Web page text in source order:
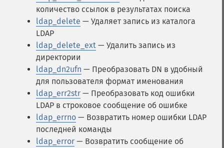
количество ссылок в результатах поиска
ldap_delete — Удаляет запись из каталога
LDAP
ldap_delete_ext — Удалить запись из
директории
ldap_dn2ufn — Преобразовать DN в удобный
для пользователя формат именования
ldap_err2str — Преобразовать код ошибки
LDAP в строковое сообщение об ошибке
ldap_errno — Возвратить номер ошибки LDAP
последней команды
ldap_error — Возвратить сообщение об